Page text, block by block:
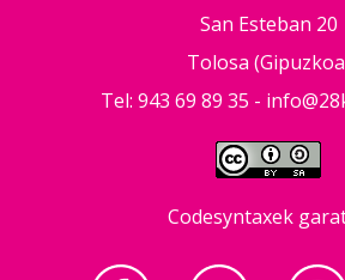
San Esteban 20
Tolosa
Tel: 943 69 89 35 -
Codesyntaxek